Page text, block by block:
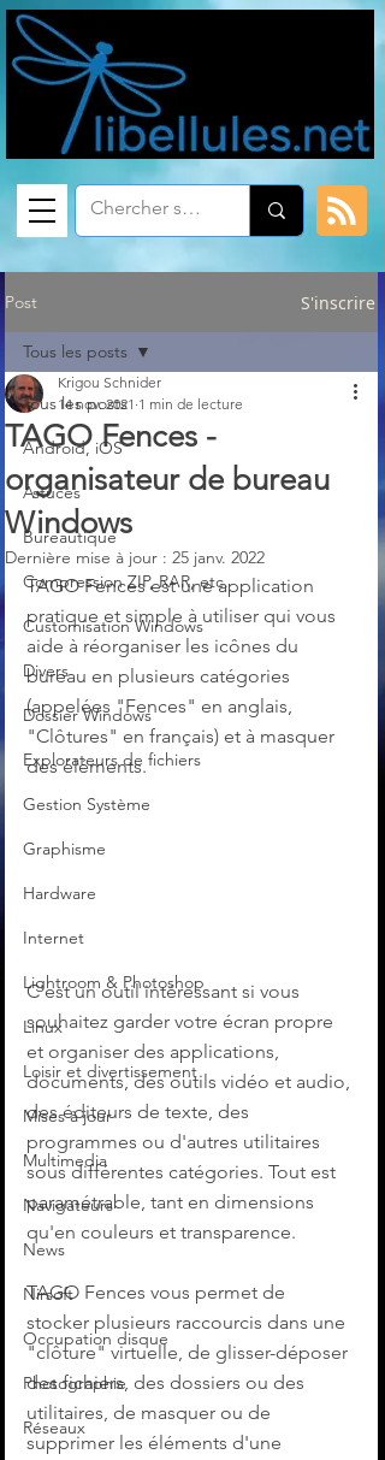
Post S'inscrire
Tous les posts
Android, iOS
Astuces
Bureautique
Compression ZIP, RAR, etc.
Customisation Windows
Divers
Dossier Windows
Explorateurs de fichiers
Gestion Système
Graphisme
Hardware
Internet
Lightroom & Photoshop
Linux
Loisir et divertissement
Mises à jour
Multimedia
Navigateurs
News
Nirsoft
Occupation disque
Photographie
Réseaux
Tous les posts
TAGO Fences -
organisateur de bureau
Windows
Krigou Schnider
14 nov. 2021 1 min de lecture
Dernière mise à jour : 25 janv. 2022
TAGO Fences est une application
pratique et simple à utiliser qui vous
aide à réorganiser les icônes du
bureau en plusieurs catégories
(appelées "Fences" en anglais,
"Clôtures" en français) et à masquer
des éléments.
C'est un outil intéressant si vous
souhaitez garder votre écran propre
et organiser des applications,
documents, des outils vidéo et audio,
des éditeurs de texte, des
programmes ou d'autres utilitaires
sous différentes catégories. Tout est
paramétrable, tant en dimensions
qu'en couleurs et transparence.
TAGO Fences vous permet de
stocker plusieurs raccourcis dans une
"clôture" virtuelle, de glisser-déposer
des fichiers, des dossiers ou des
utilitaires, de masquer ou de
supprimer les éléments d'une